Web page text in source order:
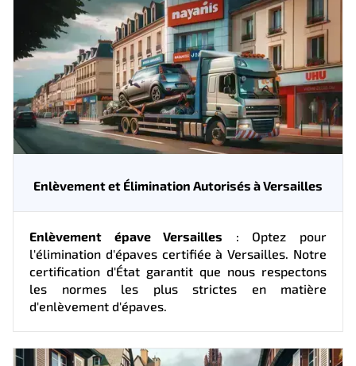
Enlèvement et Élimination Autorisés à Versailles
Enlèvement épave Versailles : Optez pour
l'élimination d'épaves certifiée à Versailles. Notre
certification d'État garantit que nous respectons
les normes les plus strictes en matière
d'enlèvement d'épaves.